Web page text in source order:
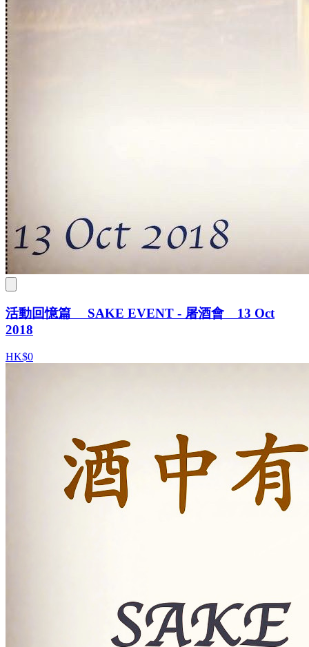
活動回憶篇 SAKE EVENT - 屠酒會 13 Oct
2018
HK$0